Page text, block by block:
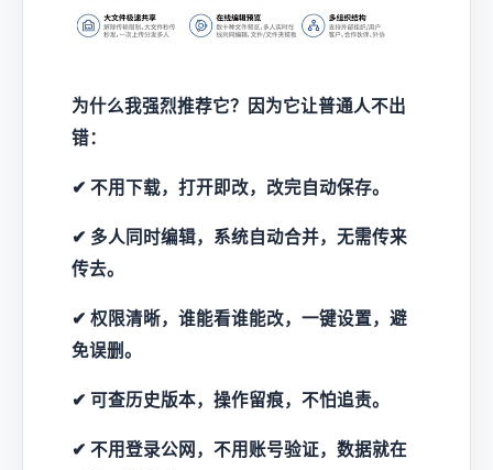
为什么我强烈推荐它？因为它让普通人不出
错：
✔ 不用下载，打开即改，改完自动保存。
✔ 多人同时编辑，系统自动合并，无需传来
传去。
✔ 权限清晰，谁能看谁能改，一键设置，避
免误删。
✔ 可查历史版本，操作留痕，不怕追责。
✔ 不用登录公网，不用账号验证，数据就在